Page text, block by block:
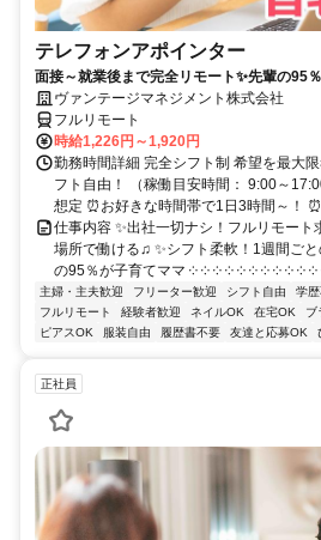
テレフォンアポインター
面接～就業後まで完全リモート✨先輩の95
ヴァンテージマネジメント株式会社
フルリモート
時給1,226円～1,920円
勤務時間詳細 完全シフト制 希望を最大
フト自由！ （稼働目安時間： 9:00～
想定 ⏰お好きな時間帯で1日3時間～！ ⏰
仕事内容 ✨出社一切ナシ！フルリモート
場所で働ける♫ ✨シフト柔軟！1週間ご
の95％が子育てママ ༶ ༶ ༶ ༶ ༶ ༶ ༶ ༶ ༶ ༶ ༶
主婦・主夫歓迎 フリーター歓迎 シフト自由 学
フルリモート
経験者歓迎 ネイルOK 在宅OK ブ
ピアスOK
服装自由 履歴書不要 友達と応募OK
正社員